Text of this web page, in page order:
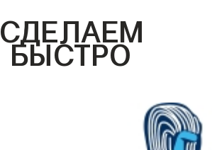
СДЕЛАЕМ
БЫСТРО